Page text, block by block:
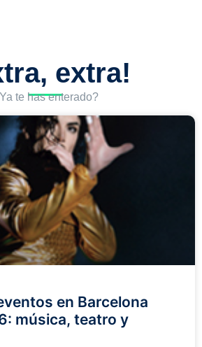
extra!
te has enterado?
en Barcelona
música, teatro y